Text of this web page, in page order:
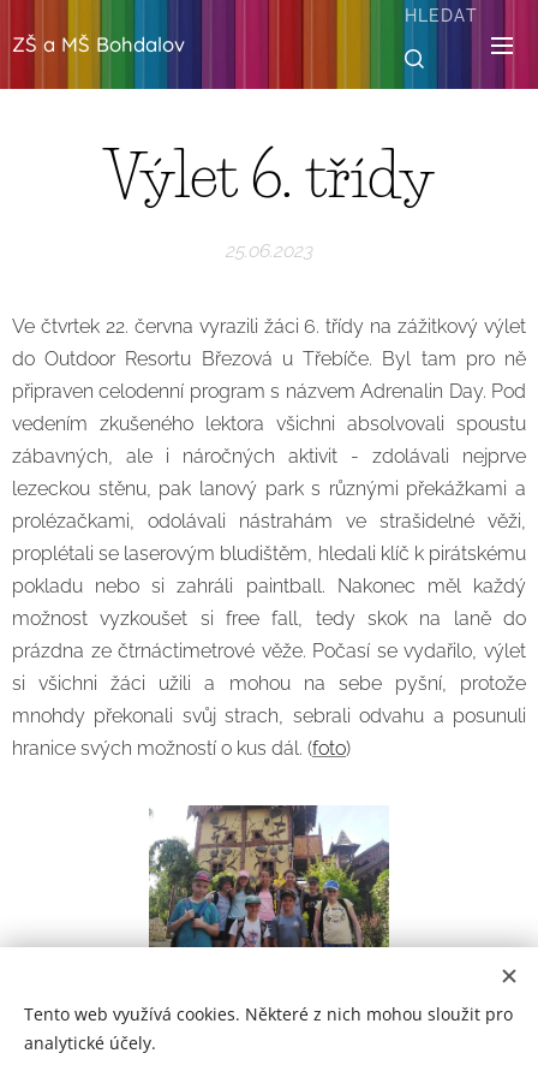
ZŠ a MŠ Bohdalov
HLEDAT
Výlet 6. třídy
25.06.2023
Ve čtvrtek 22. června vyrazili žáci 6. třídy na zážitkový výlet
do Outdoor Resortu Březová u Třebíče. Byl tam pro ně
připraven celodenní program s názvem Adrenalin Day. Pod
vedením zkušeného lektora všichni absolvovali spoustu
zábavných, ale i náročných aktivit - zdolávali nejprve
lezeckou stěnu, pak lanový park s různými překážkami a
prolézačkami, odolávali nástrahám ve strašidelné věži,
proplétali se laserovým bludištěm, hledali klíč k pirátskému
pokladu nebo si zahráli paintball. Nakonec měl každý
možnost vyzkoušet si free fall, tedy skok na laně do
prázdna ze čtrnáctimetrové věže. Počasí se vydařilo, výlet
si všichni žáci užili a mohou na sebe pyšní, protože
mnohdy překonali svůj strach, sebrali odvahu a posunuli
hranice svých možností o kus dál. (foto)
Tento web využívá cookies. Některé z nich mohou sloužit pro
analytické účely.